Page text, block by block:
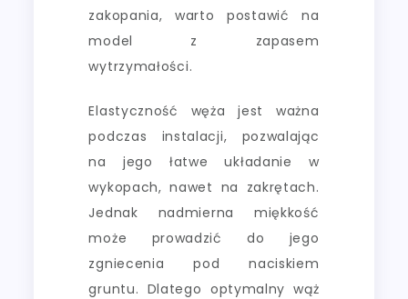
zakopania, warto postawić na
model z zapasem
wytrzymałości.
Elastyczność węża jest ważna
podczas instalacji, pozwalając
na jego łatwe układanie w
wykopach, nawet na zakrętach.
Jednak nadmierna miękkość
może prowadzić do jego
zgniecenia pod naciskiem
gruntu. Dlatego optymalny wąż